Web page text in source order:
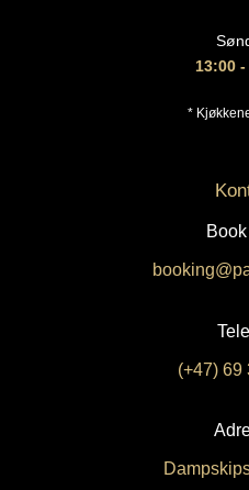
13:00
*
(+47) 69